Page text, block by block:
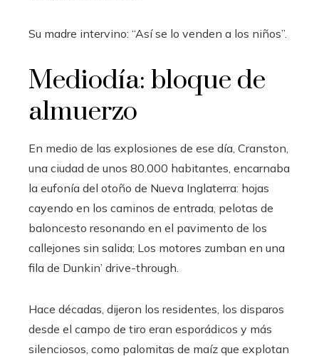
Su madre intervino: “Así se lo venden a los niños”.
Mediodía: bloque de
almuerzo
En medio de las explosiones de ese día, Cranston,
una ciudad de unos 80.000 habitantes, encarnaba
la eufonía del otoño de Nueva Inglaterra: hojas
cayendo en los caminos de entrada, pelotas de
baloncesto resonando en el pavimento de los
callejones sin salida; Los motores zumban en una
fila de Dunkin’ drive-through.
Hace décadas, dijeron los residentes, los disparos
desde el campo de tiro eran esporádicos y más
silenciosos, como palomitas de maíz que explotan